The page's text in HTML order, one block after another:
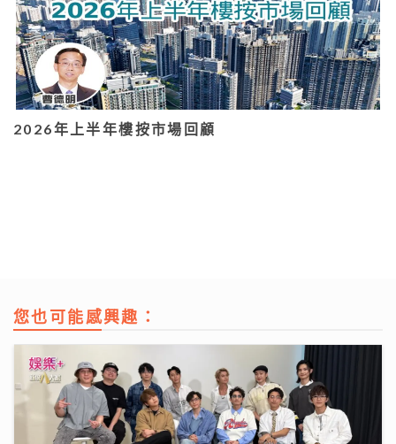
2026年上半年樓按市場回顧
您也可能感興趣：